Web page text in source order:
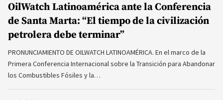
OilWatch Latinoamérica ante la Conferencia
de Santa Marta: “El tiempo de la civilización
petrolera debe terminar”
PRONUNCIAMIENTO DE OILWATCH LATINOAMÉRICA. En el marco de la
Primera Conferencia Internacional sobre la Transición para Abandonar
los Combustibles Fósiles y la…